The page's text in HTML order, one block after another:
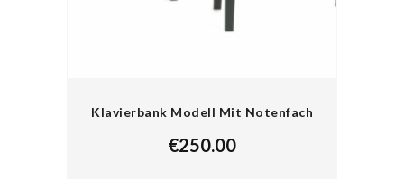
Klavierbank Modell Mit Notenfach
€250.00